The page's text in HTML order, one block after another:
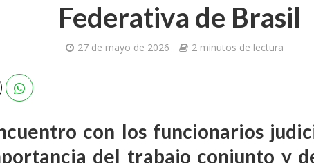
Federativa de Brasil
27 de mayo de 2026 2 minutos de lectura
con los funcionarios
del trabajo conjunto y